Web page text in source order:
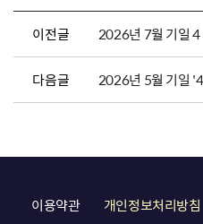
이전글 2026년 7월 기일
다음글 2026년 5월 기일
이용약관 개인정보처리방침